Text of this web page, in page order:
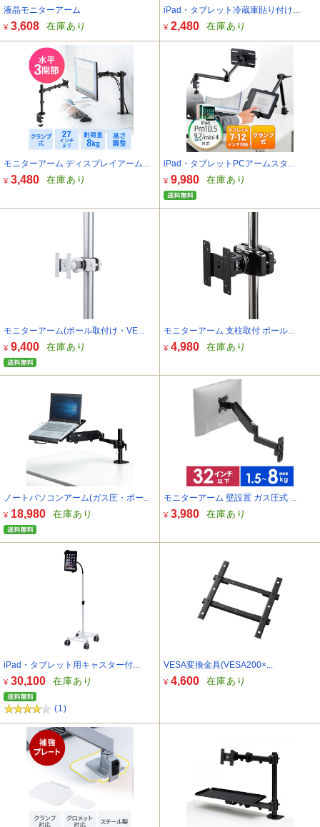
液晶モニターアーム
¥ 3,608 在庫あり
iPad・タブレット冷蔵庫貼り付け...
¥ 2,480 在庫あり
モニターアーム ディスプレイアーム...
¥ 3,480 在庫あり
iPad・タブレットPCアームスタ...
¥ 9,980 在庫あり
モニターアーム(ポール取付け・VE...
¥ 9,400 在庫あり
モニターアーム 支柱取付 ポール...
¥ 4,980 在庫あり
ノートパソコンアーム(ガス圧・ポー...
¥ 18,980 在庫あり
モニターアーム 壁設置 ガス圧式 ...
¥ 3,980 在庫あり
iPad・タブレット用キャスター付...
¥ 30,100 在庫あり
(1)
VESA変換金具(VESA200×...
¥ 4,600 在庫あり